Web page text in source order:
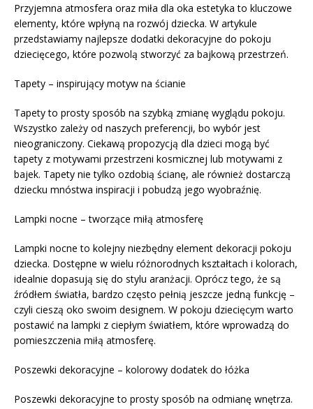
Przyjemna atmosfera oraz miła dla oka estetyka to kluczowe
elementy, które wpłyną na rozwój dziecka. W artykule
przedstawiamy najlepsze dodatki dekoracyjne do pokoju
dziecięcego, które pozwolą stworzyć za bajkową przestrzeń.
Tapety – inspirujący motyw na ścianie
Tapety to prosty sposób na szybką zmianę wyglądu pokoju.
Wszystko zależy od naszych preferencji, bo wybór jest
nieograniczony. Ciekawą propozycją dla dzieci mogą być
tapety z motywami przestrzeni kosmicznej lub motywami z
bajek. Tapety nie tylko ozdobią ścianę, ale również dostarczą
dziecku mnóstwa inspiracji i pobudzą jego wyobraźnię.
Lampki nocne – tworzące miłą atmosferę
Lampki nocne to kolejny niezbędny element dekoracji pokoju
dziecka. Dostępne w wielu różnorodnych kształtach i kolorach,
idealnie dopasują się do stylu aranżacji. Oprócz tego, że są
źródłem światła, bardzo często pełnią jeszcze jedną funkcję –
czyli cieszą oko swoim designem. W pokoju dziecięcym warto
postawić na lampki z ciepłym światłem, które wprowadzą do
pomieszczenia miłą atmosferę.
Poszewki dekoracyjne – kolorowy dodatek do łóżka
Poszewki dekoracyjne to prosty sposób na odmianę wnętrza.